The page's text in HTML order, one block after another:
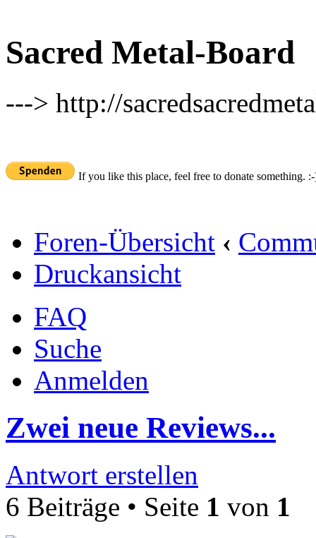
Sacred Metal-Board
---> http://
If you like this place, feel free to donate something.
Foren-Übersicht ‹
Druckansicht
FAQ
Suche
Anmelden
Zwei neue Reviews...
Antwort erstellen
6 Beiträge • Seite 1 von 1